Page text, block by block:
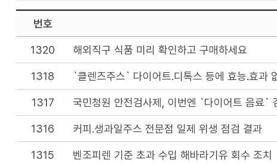
번호
1320 해외직구 식품 미리 확인하고 구매하세요
1318 `클렌즈주스` 다이어트.디톡스 등에 효능.효과
1317 국민청원 안전검사제, 이번엔 `다이어트 음료`
1316 커피.생과일주스 전문점 일제 위생 점검 결과
1315 벤조피렌 기준 초과 수입 해바라기유 회수 조치